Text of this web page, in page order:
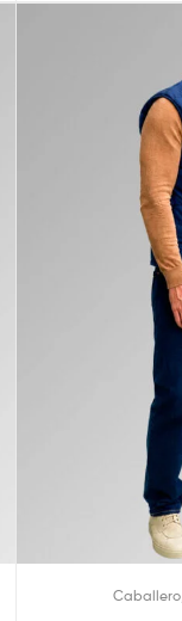
Caballero